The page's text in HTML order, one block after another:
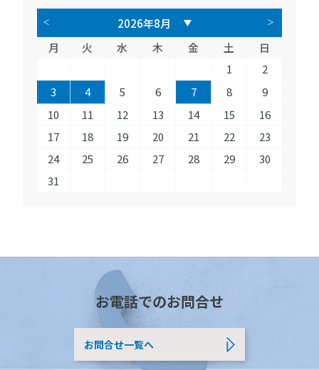
月 火 水 木 金 土
日
1
2
3
4 5 6 7 8
9
10
11 12 13 14 15
16
17
18 19 20 21 22
23
24
25 26 27 28 29
30
31
お電話でのお問合せ
お問合せ一覧へ